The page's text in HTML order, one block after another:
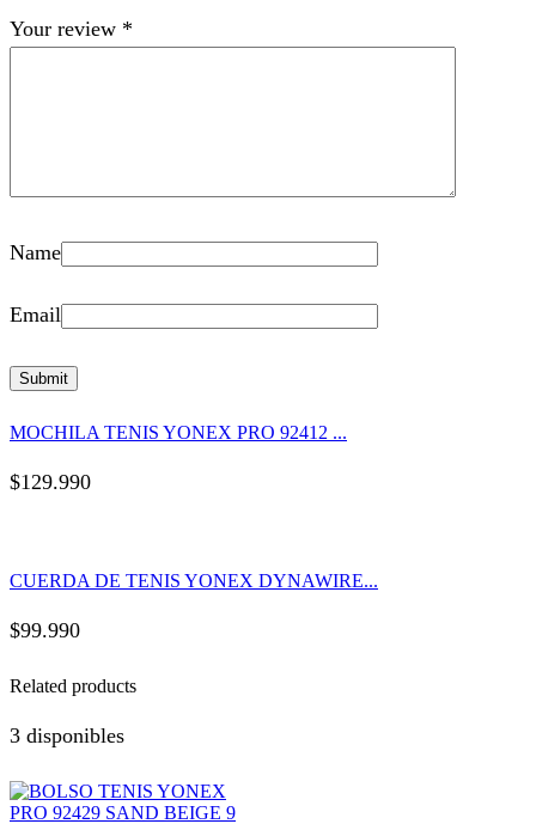
Your review *
Name
Email
MOCHILA TENIS YONEX PRO 92412 ...
$129.990
CUERDA DE TENIS YONEX DYNAWIRE...
$99.990
Related products
3 disponibles